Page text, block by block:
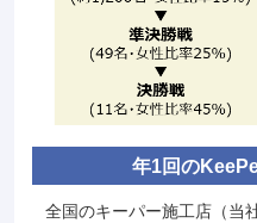
年1回の
全国のキーパー施工店（当